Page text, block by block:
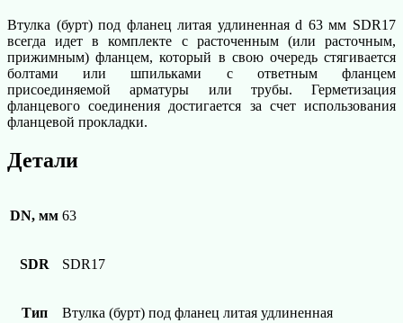
Втулка (бурт) под фланец литая удлиненная d 63 мм SDR17
всегда идет в комплекте с расточенным (или расточным,
прижимным) фланцем, который в свою очередь стягивается
болтами или шпильками с ответным фланцем
присоединяемой арматуры или трубы. Герметизация
фланцевого соединения достигается за счет использования
фланцевой прокладки.
Детали
DN, мм 63
SDR SDR17
Тип Втулка (бурт) под фланец литая удлиненная